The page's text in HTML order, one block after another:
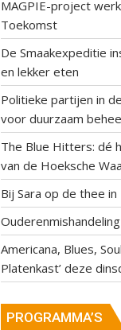
MAGPIE-project
Toekomst
De Smaakexpeditie
en lekker eten
Politieke partijen in
voor duurzaam
The Blue Hitters: dé
van de Hoeksche
Bij Sara op de thee
Ouderenmishandeling
Americana, Blues,
Platenkast’ deze
PROGRAMMA’S